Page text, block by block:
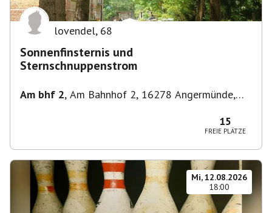
lovendel, 68
Sonnenfinsternis und
Sternschnuppenstrom
Am bhf 2, Am Bahnhof 2, 16278 Angermünde,
15
FREIE PLÄTZE
Mi, 12.08.2026
18:00